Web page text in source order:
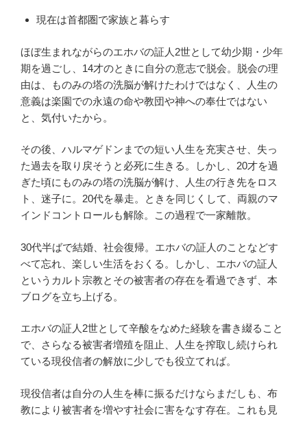
現在は首都圏で家族と暮らす
ほぼ生まれながらのエホバの証人2世として幼少期・少年
期を過ごし、14才のときに自分の意志で脱会。脱会の理
由は、ものみの塔の洗脳が解けたわけではなく、人生の
意義は楽園での永遠の命や教団や神への奉仕ではない
と、気付いたから。
その後、ハルマゲドンまでの短い人生を充実させ、失っ
た過去を取り戻そうと必死に生きる。しかし、20才を過
ぎた頃にものみの塔の洗脳が解け、人生の行き先をロス
ト、迷子に。20代を暴走。ときを同じくして、両親のマ
インドコントロールも解除。この過程で一家離散。
30代半ばで結婚、社会復帰。エホバの証人のことなどす
べて忘れ、楽しい生活をおくる。しかし、エホバの証人
というカルト宗教とその被害者の存在を看過できず、本
ブログを立ち上げる。
エホバの証人2世として辛酸をなめた経験を書き綴ること
で、さらなる被害者増殖を阻止、人生を搾取し続けられ
ている現役信者の解放に少しでも役立てれば。
現役信者は自分の人生を棒に振るだけならまだしも、布
教により被害者を増やす社会に害をなす存在。これも見